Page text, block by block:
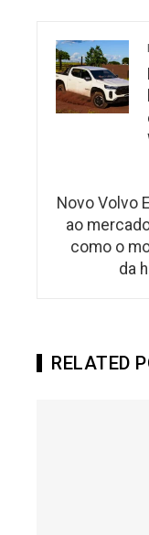
Novo Volvo
ao
como o
da
RELATED